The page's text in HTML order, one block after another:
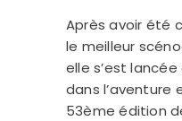
Après avoir été
le meilleur
elle s’est
dans l’aventure
53ème édition